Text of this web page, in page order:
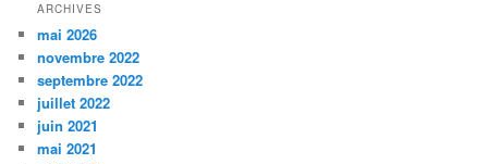
ARCHIVES
mai 2026
novembre 2022
septembre 2022
juillet 2022
juin 2021
mai 2021